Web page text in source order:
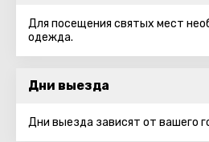
Для посещения святых мест
одежда.
Дни выезда
Дни выезда зависят от вашего